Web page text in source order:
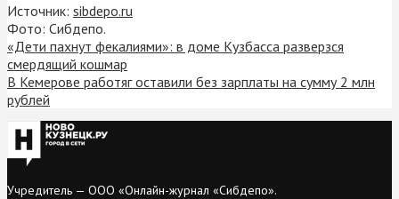
Источник: sibdepo.ru
Фото: Сибдепо.
«Дети пахнут фекалиями»: в доме Кузбасса разверзся
смердящий кошмар
В Кемерове работяг оставили без зарплаты на сумму 2 млн
рублей
Учредитель — ООО «Онлайн-журнал «Сибдепо».